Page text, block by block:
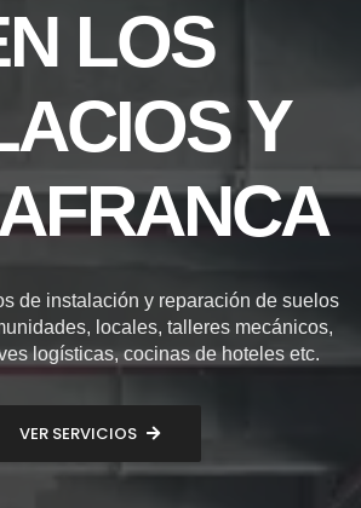
LOS
Y
de instalación y reparación de suelos
locales, talleres mecánicos,
logísticas, cocinas de hoteles etc.
VER SERVICIOS